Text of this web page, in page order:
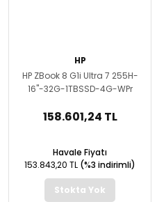
HP
HP ZBook 8 G1i Ultra 7 255H-
16''-32G-1TBSSD-4G-WPr
158.601,24 TL
Havale Fiyatı
153.843,20 TL (%3 indirimli)
Stokta Yok